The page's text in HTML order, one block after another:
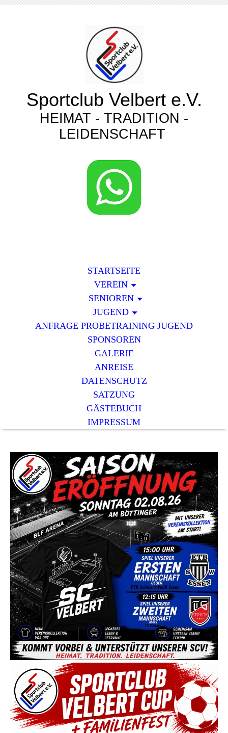
Sportclub Velbert e.V.
HEIMAT - TRADITION -
LEIDENSCHAFT
STARTSEITE
VEREIN
SENIOREN
JUGEND
ANFRAGE PROBETRAINING JUGEND
SPONSOREN
GALERIE
ANREISE
DATENSCHUTZ
SATZUNG
GÄSTEBUCH
IMPRESSUM